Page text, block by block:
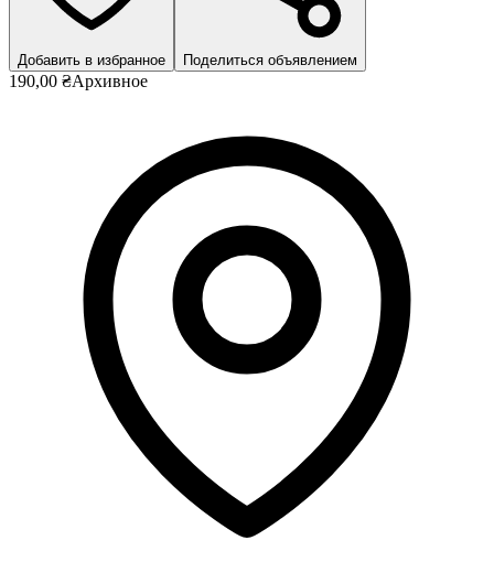
Добавить в избранное Поделиться объявлением
190,00 ₴Архивное